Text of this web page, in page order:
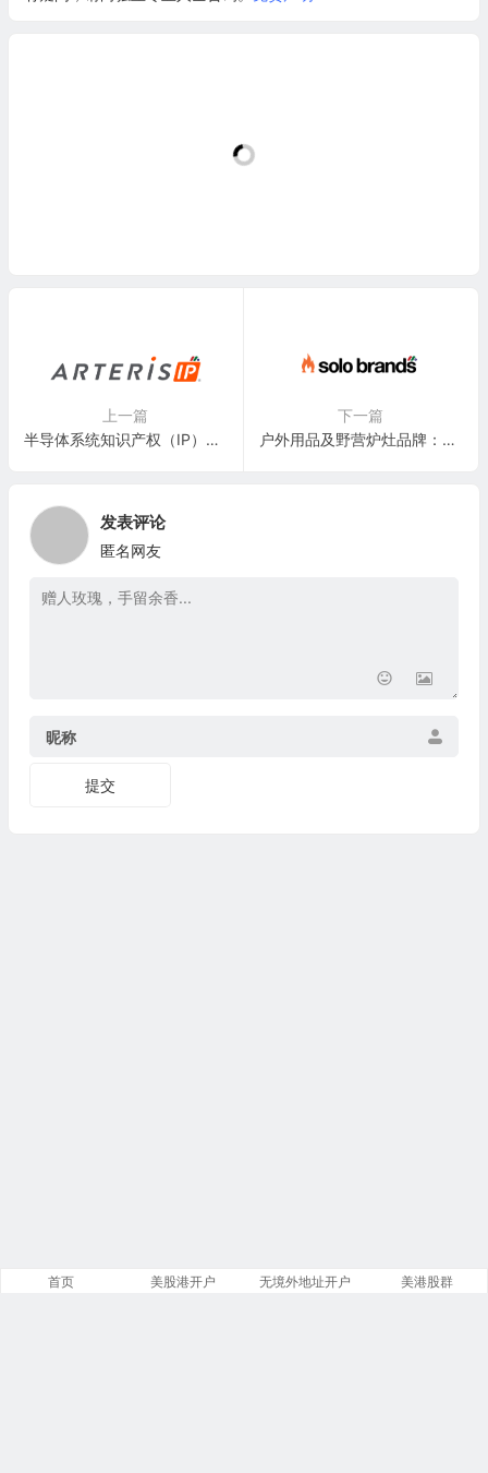
上一篇
半导体系统知识产权（IP）解决方案公司：Arteris, Inc.(AIP)
下一篇
户外用品及野营炉灶品牌：Solo Brands(DTC)
发表评论
匿名网友
昵称
首页 美股港开户 无境外地址开户 美港股群